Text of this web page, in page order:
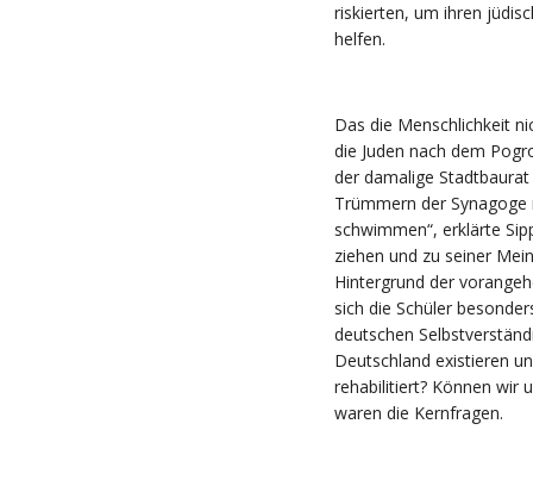
riskierten, um ihren
helfen.
Das die Menschlichkeit
die Juden nach dem
der damalige
Trümmern der
schwimmen“, erklärte
ziehen und zu seiner
Hintergrund der
sich die Schüler
deutschen
Deutschland existieren
rehabilitiert? Können wir
waren die Kernfragen.